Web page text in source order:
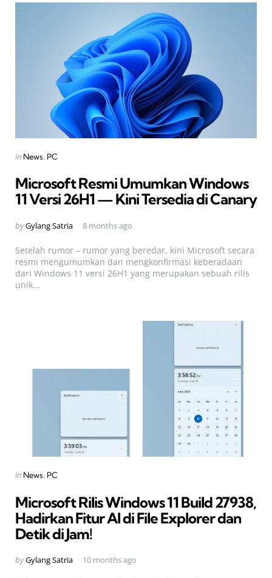
Categories
Posted
in News PC
Microsoft Resmi Umumkan Windows
11 Versi 26H1 — Kini Tersedia di Canary
Posted
byGylang Satria 8 months ago
Setelah rumor – rumor yang beredar, kini Microsoft secara
resmi mengumumkan dan mengkonfirmasi keberadaan
dari Windows 11 versi 26H1 yang merupakan sebuah rilis
unik...
Categories
Posted
in News PC
Microsoft Rilis Windows 11 Build 27938,
Hadirkan Fitur AI di File Explorer dan
Detik di Jam!
Posted
byGylang Satria 10 months ago